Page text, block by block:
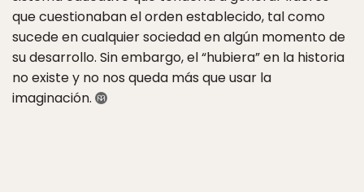
que cuestionaban el orden establecido, tal como
sucede en cualquier sociedad en algún momento de
su desarrollo. Sin embargo, el “hubiera” en la historia
no existe y no nos queda más que usar la
imaginación.